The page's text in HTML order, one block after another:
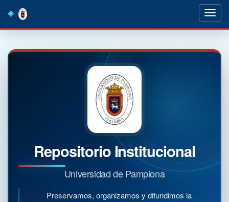
navigation
Repositorio Institucional
Universidad de Pamplona
Preservamos, organizamos y difundimos la